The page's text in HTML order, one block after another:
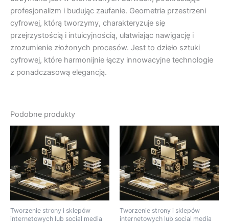
profesjonalizm i budując zaufanie. Geometria przestrzeni
cyfrowej, którą tworzymy, charakteryzuje się
przejrzystością i intuicyjnością, ułatwiając nawigację i
zrozumienie złożonych procesów. Jest to dzieło sztuki
cyfrowej, które harmonijnie łączy innowacyjne technologie
z ponadczasową elegancją.
Podobne produkty
Tworzenie strony i sklepów
internetowych lub social media
Tworzenie strony i sklepów
internetowych lub social media